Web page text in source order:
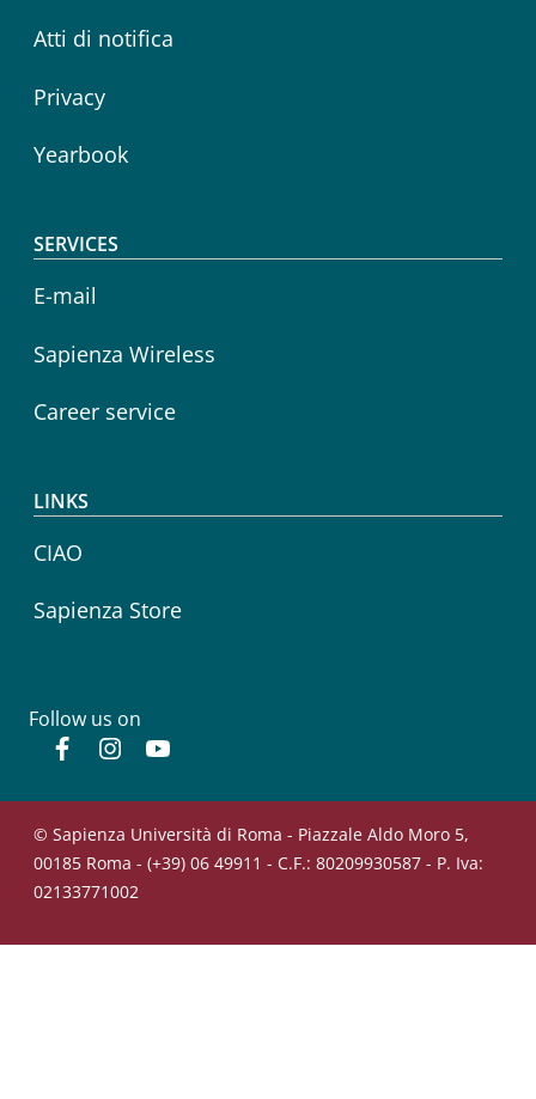
Atti di notifica
Privacy
Yearbook
SERVICES
E-mail
Sapienza Wireless
Career service
LINKS
CIAO
Sapienza Store
Follow us on
FacebookInstagram
© Sapienza Università di Roma - Piazzale Aldo Moro 5,
00185 Roma - (+39) 06 49911 - C.F.: 80209930587 - P. Iva:
02133771002